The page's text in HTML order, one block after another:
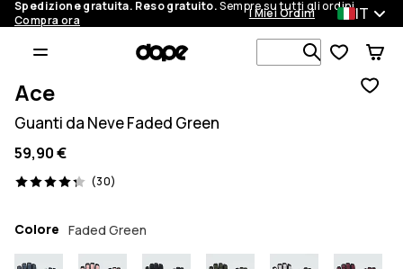
Spedizione gratuita. Reso gratuito.Sempre su tutti gli ordini.
Compra ora
I Miei Ordini IT
Cerca tra 1
Ace
Guanti da Neve Faded Green
59,90 €
(30)
30 recensioni, 4.3/5
Colore Faded Green